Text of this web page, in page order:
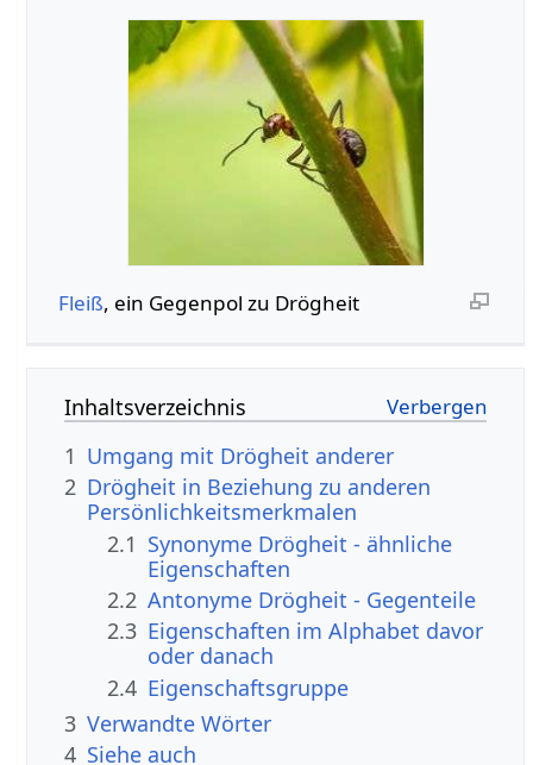
Fleiß, ein Gegenpol zu Drögheit
Inhaltsverzeichnis
1 Umgang mit Drögheit anderer
2 Drögheit in Beziehung zu anderen
Persönlichkeitsmerkmalen
2.1 Synonyme Drögheit - ähnliche
Eigenschaften
2.2 Antonyme Drögheit - Gegenteile
2.3 Eigenschaften im Alphabet davor
oder danach
2.4 Eigenschaftsgruppe
3 Verwandte Wörter
4 Siehe auch